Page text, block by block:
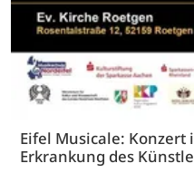
Eifel Musicale:
Erkrankung des